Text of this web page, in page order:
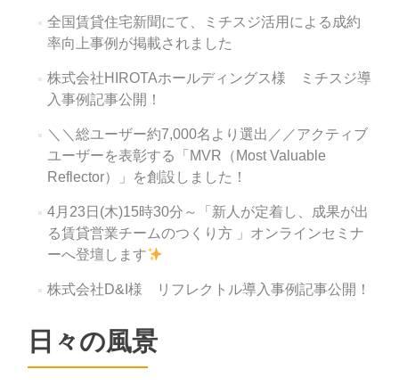
ョ全国賃貸住宅新聞にて、ミチスジ活用による成約
率向上事例が掲載されました
株式会社HIROTAホールディングス様 ミチスジ導
入事例記事公開！
＼＼総ユーザー約7,000名より選出／／アクティブ
ユーザーを表彰する「MVR（Most Valuable
Reflector）」を創設しました！
4月23日(木)15時30分～「新人が定着し、成果が出
る賃貸営業チームのつくり方 」オンラインセミナ
ーへ登壇します
株式会社D&I様 リフレクトル導入事例記事公開！
日々の風景